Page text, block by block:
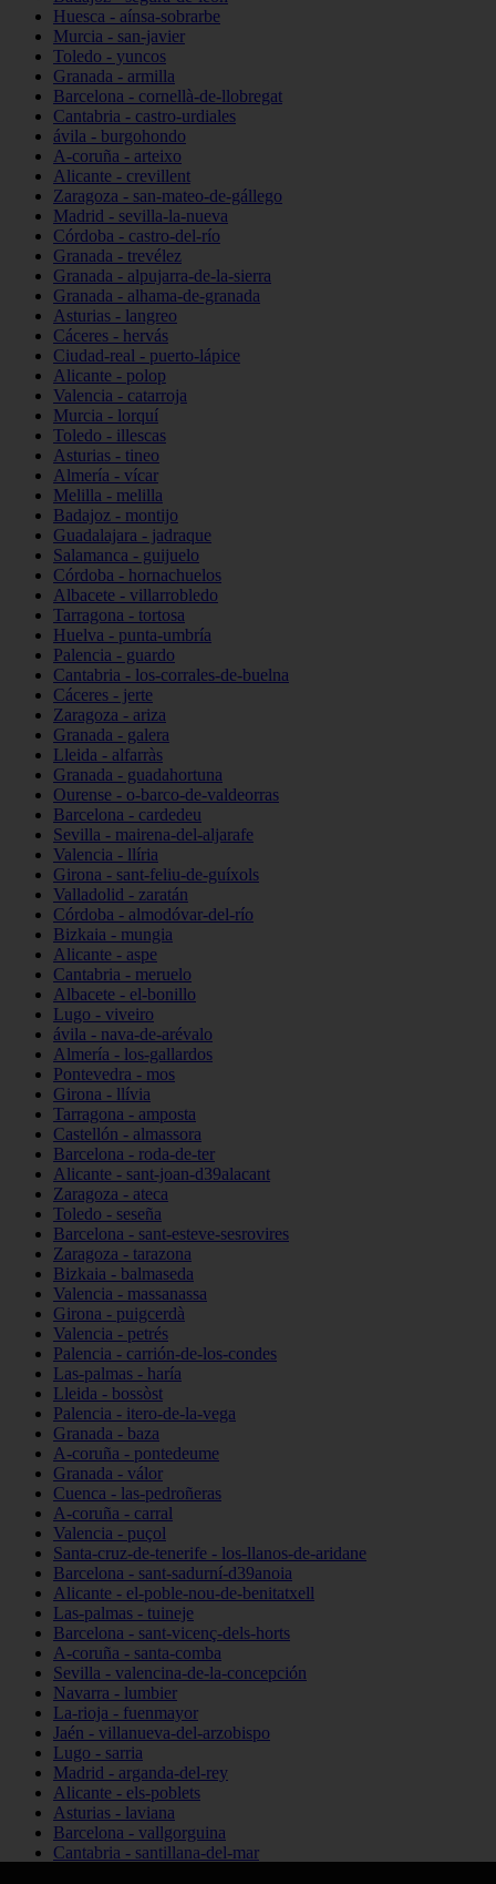
Huesca - aínsa-sobrarbe
Murcia - san-javier
Toledo - yuncos
Granada - armilla
Barcelona - cornellà-de-llobregat
Cantabria - castro-urdiales
ávila - burgohondo
A-coruña - arteixo
Alicante - crevillent
Zaragoza - san-mateo-de-gállego
Madrid - sevilla-la-nueva
Córdoba - castro-del-río
Granada - trevélez
Granada - alpujarra-de-la-sierra
Granada - alhama-de-granada
Asturias - langreo
Cáceres - hervás
Ciudad-real - puerto-lápice
Alicante - polop
Valencia - catarroja
Murcia - lorquí
Toledo - illescas
Asturias - tineo
Almería - vícar
Melilla - melilla
Badajoz - montijo
Guadalajara - jadraque
Salamanca - guijuelo
Córdoba - hornachuelos
Albacete - villarrobledo
Tarragona - tortosa
Huelva - punta-umbría
Palencia - guardo
Cantabria - los-corrales-de-buelna
Cáceres - jerte
Zaragoza - ariza
Granada - galera
Lleida - alfarràs
Granada - guadahortuna
Ourense - o-barco-de-valdeorras
Barcelona - cardedeu
Sevilla - mairena-del-aljarafe
Valencia - llíria
Girona - sant-feliu-de-guíxols
Valladolid - zaratán
Córdoba - almodóvar-del-río
Bizkaia - mungia
Alicante - aspe
Cantabria - meruelo
Albacete - el-bonillo
Lugo - viveiro
ávila - nava-de-arévalo
Almería - los-gallardos
Pontevedra - mos
Girona - llívia
Tarragona - amposta
Castellón - almassora
Barcelona - roda-de-ter
Alicante - sant-joan-d39alacant
Zaragoza - ateca
Toledo - seseña
Barcelona - sant-esteve-sesrovires
Zaragoza - tarazona
Bizkaia - balmaseda
Valencia - massanassa
Girona - puigcerdà
Valencia - petrés
Palencia - carrión-de-los-condes
Las-palmas - haría
Lleida - bossòst
Palencia - itero-de-la-vega
Granada - baza
A-coruña - pontedeume
Granada - válor
Cuenca - las-pedroñeras
A-coruña - carral
Valencia - puçol
Santa-cruz-de-tenerife - los-llanos-de-aridane
Barcelona - sant-sadurní-d39anoia
Alicante - el-poble-nou-de-benitatxell
Las-palmas - tuineje
Barcelona - sant-vicenç-dels-horts
A-coruña - santa-comba
Sevilla - valencina-de-la-concepción
Navarra - lumbier
La-rioja - fuenmayor
Jaén - villanueva-del-arzobispo
Lugo - sarria
Madrid - arganda-del-rey
Alicante - els-poblets
Asturias - laviana
Barcelona - vallgorguina
Cantabria - santillana-del-mar